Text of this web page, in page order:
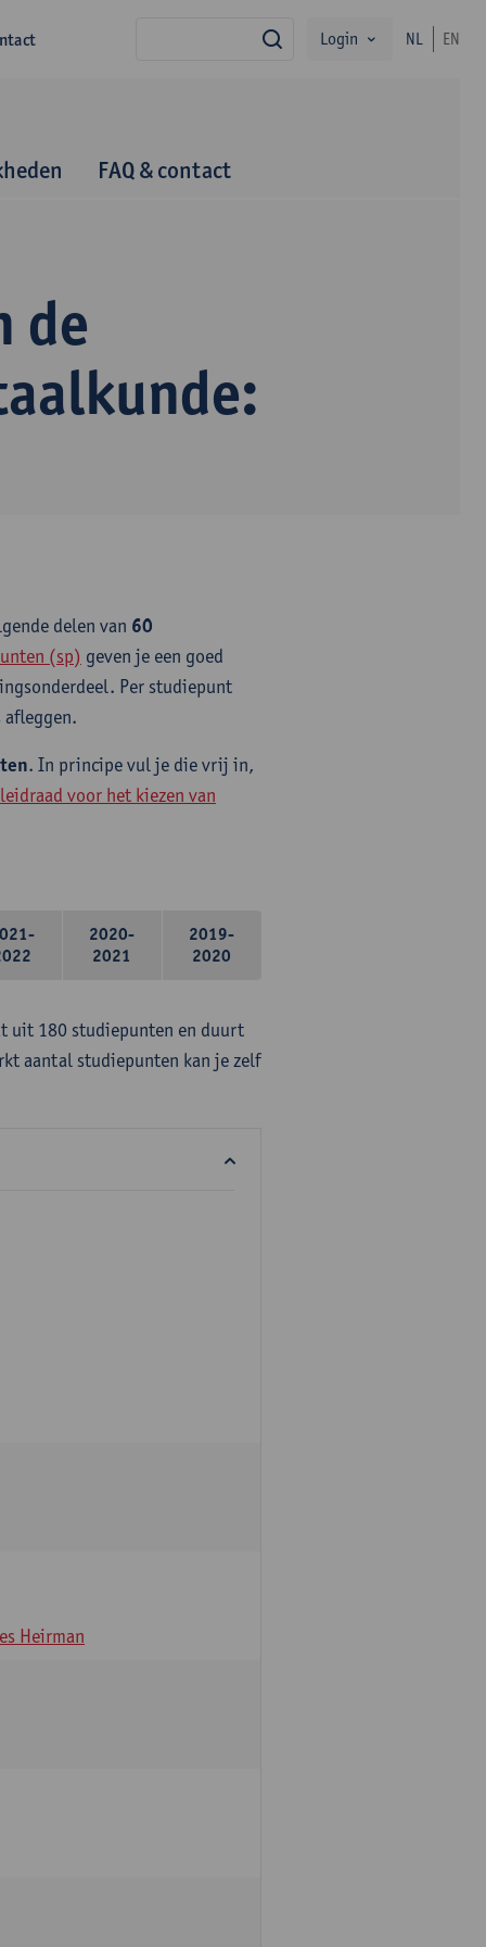
zoekLogin NL EN
FAQ & contact
de
delen van 60
(sp) geven je een goed
Per studiepunt
afleggen.
. In principe vul je die vrij in,
leidraad voor het kiezen van
2020-
2021
2019-
2020
uit 180 studiepunten en duurt
aantal studiepunten kan je zelf
Heirman